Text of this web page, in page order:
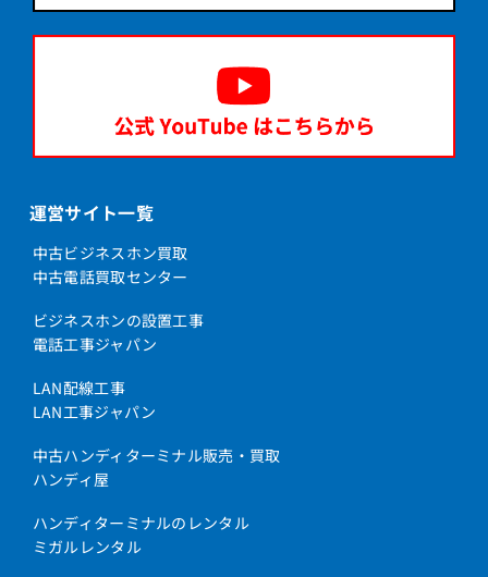
運営サイト一覧
中古ビジネスホン買取
中古電話買取センター
ビジネスホンの設置工事
電話工事ジャパン
LAN配線工事
LAN工事ジャパン
中古ハンディターミナル販売・買取
ハンディ屋
ハンディターミナルのレンタル
ミガルレンタル